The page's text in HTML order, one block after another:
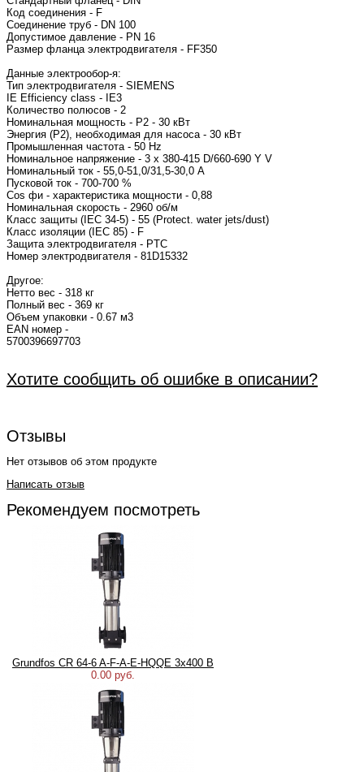
Код соединения - F
Соединение труб - DN 100
Допустимое давление - PN 16
Размер фланца электродвигателя
Данные электрообор-я:
Тип
IE Efficiency class - IE3
Количество полюсов - 2
Номинальная мощность - P2 - 30 кВт
Энергия (Р2), необходимая для насоса - 30 кВт
Промышленная частота - 50 Hz
Номинальное напряжение - 3 x 380-415 D/660-690
Номинальный ток -
Пусковой ток - 700-
Cos фи -
Класс защиты (IEC 34-5) - 55 (Protect. water jets/dust)
Класс изоляции (IEC 85) - F
Защита электродвигателя - PTC
Номер
Другое:
Нетто вес - 318 кг
Полный вес - 369 кг
Объем упаковки - 0.67 м3
EAN номер -
Хотите сообщить об ошибке в описании?
Отзывы
Нет отзывов об этом продукте
Написать отзыв
Рекомендуем посмотреть
Grundfos CR 64-6 A-F-A-E-HQQE 3х400 В
0.00 руб.